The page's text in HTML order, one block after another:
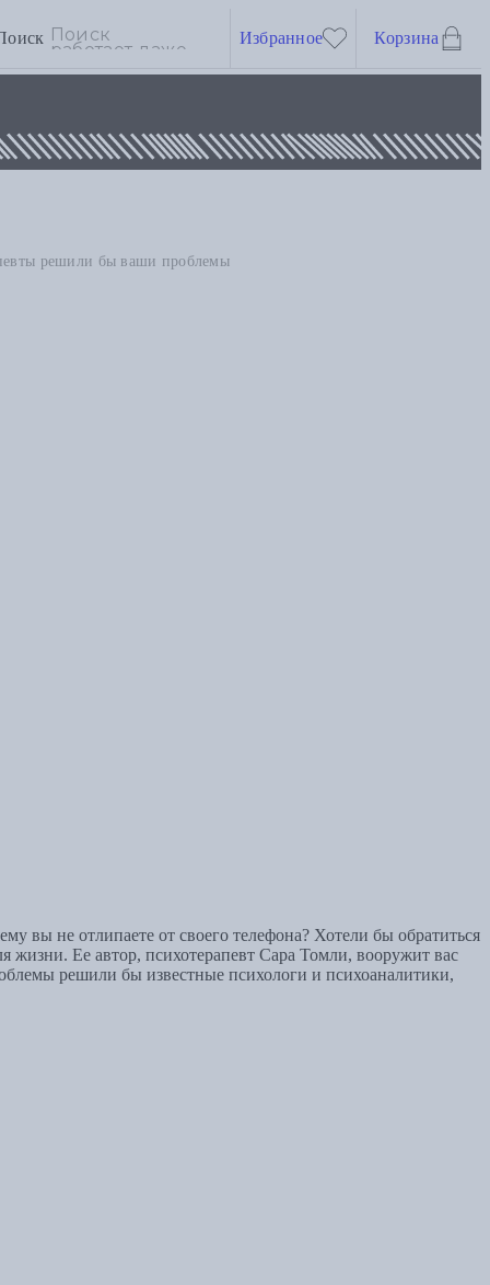
Избранное Корзина
решили бы ваши проблемы
вы не отлипаете от своего телефона? Хотели бы обратиться
Ее автор, психотерапевт Сара Томли, вооружит вас
решили бы известные психологи и психоаналитики,